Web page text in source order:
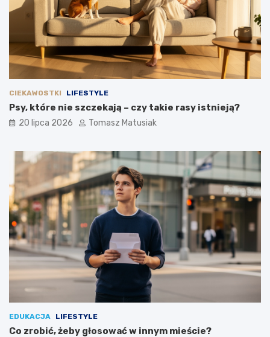
CIEKAWOSTKI LIFESTYLE
Psy, które nie szczekają – czy takie rasy istnieją?
20 lipca 2026 Tomasz Matusiak
EDUKACJA LIFESTYLE
Co zrobić, żeby głosować w innym mieście?